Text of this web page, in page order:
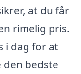
at du får
rimelig pris.
i dag for at
den bedste